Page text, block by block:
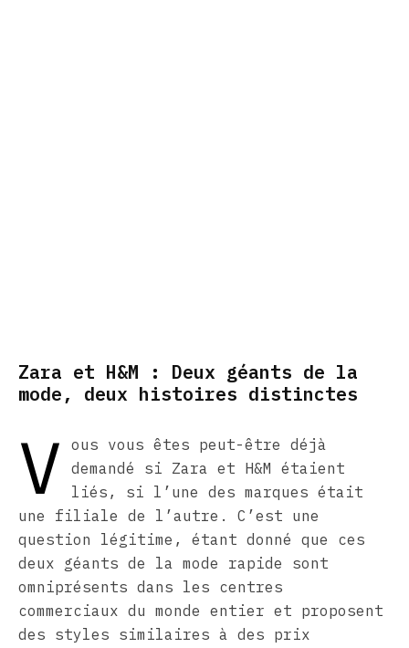
Zara et H&M : Deux géants de la
mode, deux histoires distinctes
V
ous vous êtes peut-être déjà
demandé si Zara et H&M étaient
liés, si l’une des marques était
une filiale de l’autre. C’est une
question légitime, étant donné que ces
deux géants de la mode rapide sont
omniprésents dans les centres
commerciaux du monde entier et proposent
des styles similaires à des prix